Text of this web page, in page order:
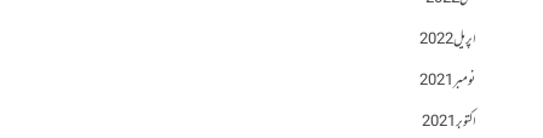
اپریل 2022
نومبر 2021
اکتوبر 2021